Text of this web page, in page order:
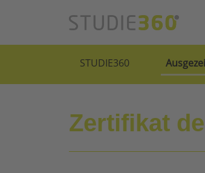
STUDIE360
Zertifikat